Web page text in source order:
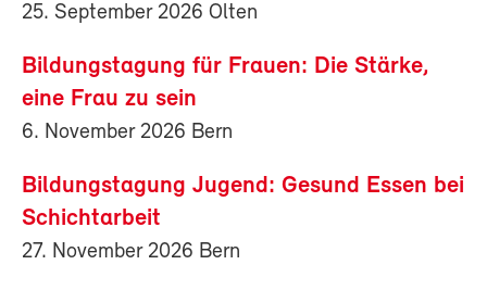
25. September 2026 Olten
Bildungstagung für Frauen: Die Stärke,
eine Frau zu sein
6. November 2026 Bern
Bildungstagung Jugend: Gesund Essen bei
Schichtarbeit
27. November 2026 Bern